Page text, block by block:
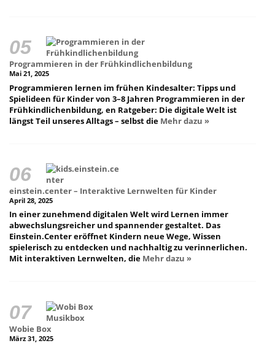
Programmieren in der Frühkindlichenbildung
Mai 21, 2025
Programmieren lernen im frühen Kindesalter: Tipps und
Spielideen für Kinder von 3–8 Jahren Programmieren in der
Frühkindlichenbildung, en Ratgeber: Die digitale Welt ist
längst Teil unseres Alltags – selbst die Mehr dazu »
einstein.center – Interaktive Lernwelten für Kinder
April 28, 2025
In einer zunehmend digitalen Welt wird Lernen immer
abwechslungsreicher und spannender gestaltet. Das
Einstein.Center eröffnet Kindern neue Wege, Wissen
spielerisch zu entdecken und nachhaltig zu verinnerlichen.
Mit interaktiven Lernwelten, die Mehr dazu »
Wobie Box
März 31, 2025